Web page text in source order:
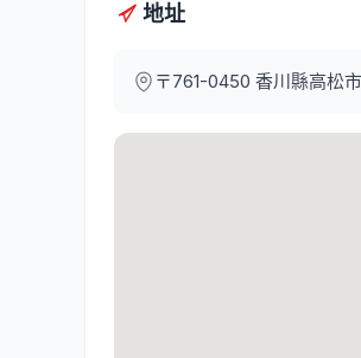
地址
〒761-0450 香川縣高松